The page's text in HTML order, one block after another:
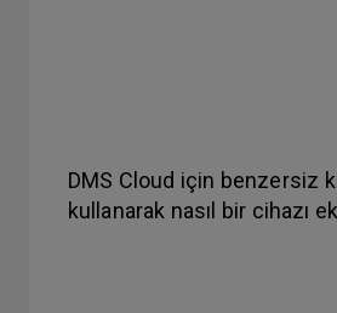
DMS Cloud için benzersiz
kullanarak nasıl bir cihazı